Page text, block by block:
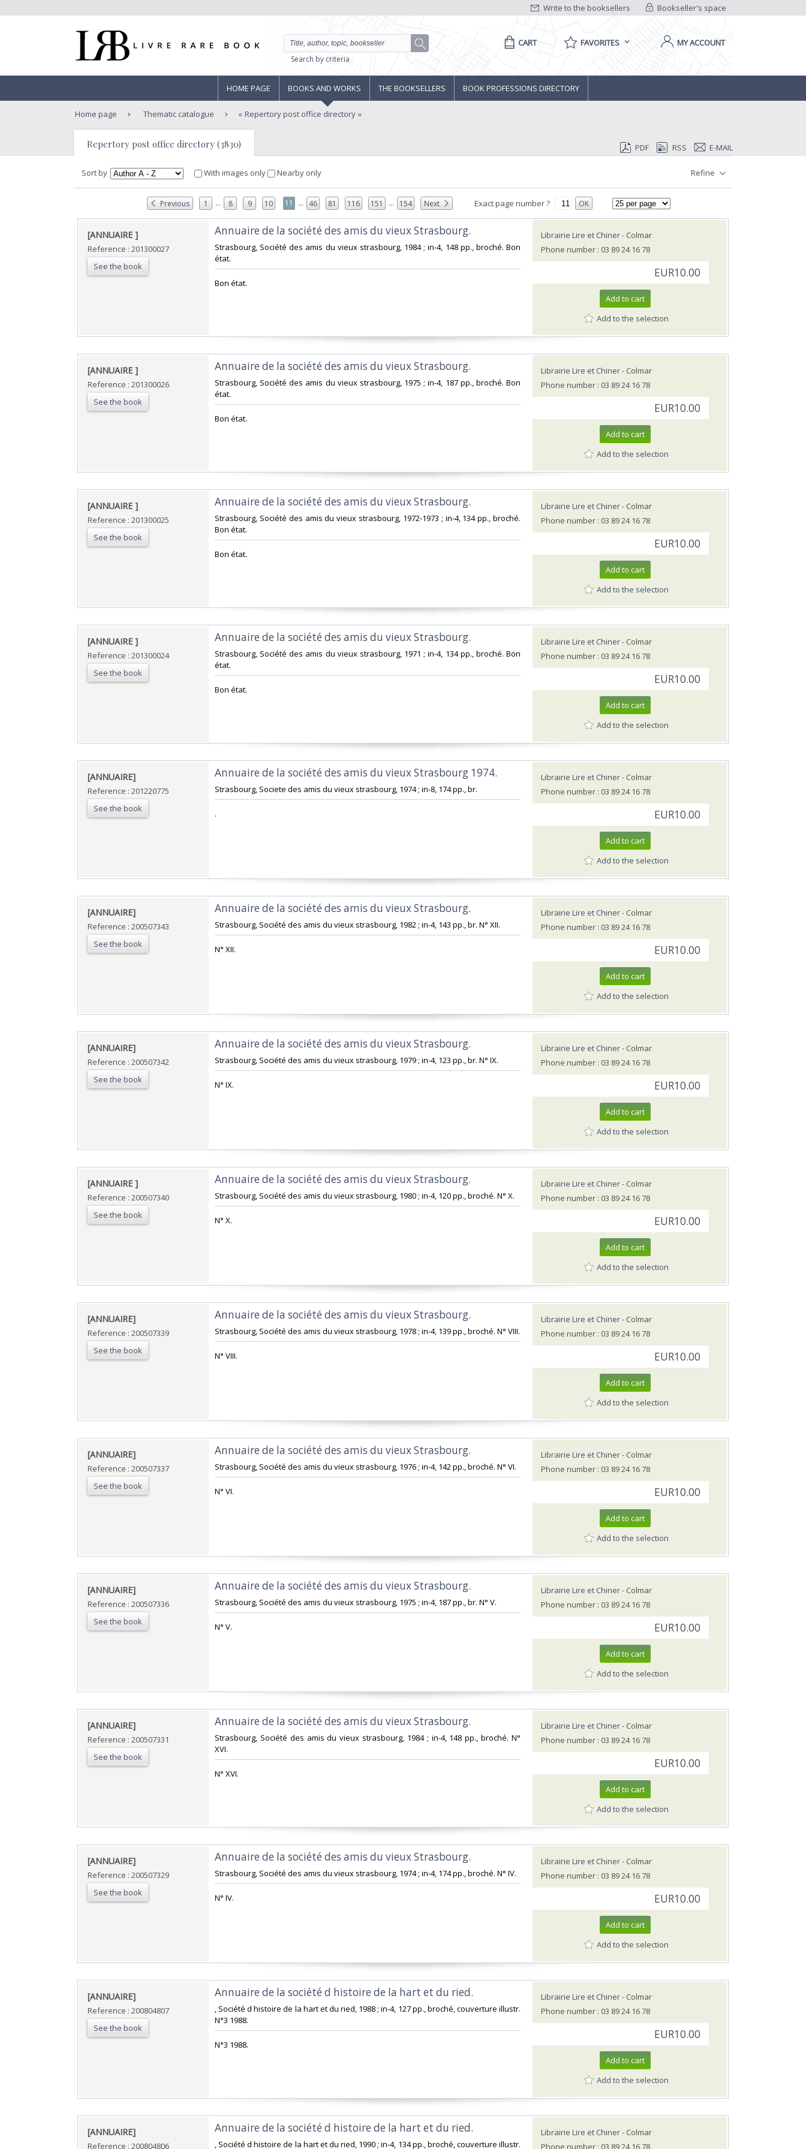
Bookseller's space
Write to the booksellers
Search by criteria
CART FAVORITES MY ACCOUNT
HOME PAGE BOOKS AND WORKS THE BOOKSELLERS BOOK PROFESSIONS DIRECTORY
Home page Thematic catalogue Repertory post office directory
Repertory post office directory (3830) PDF RSS E-MAIL
Sort by With images only Nearby only Refine
Previous 1 ... 8 9 10 11 ... 46 81 116 151 ... 154 Next Exact page number ? OK
‎[ANNUAIRE ]‎
Reference : 201300027
See the book
‎Annuaire de la société des amis du vieux Strasbourg. ‎
‎Strasbourg, Société des amis du vieux strasbourg, 1984 ; in-4, 148 pp., broché. Bon
état.‎
‎Bon état.‎
Librairie Lire et Chiner- Colmar
Phone number : 03 89 24 16 78
EUR10.00
Add to cart
Add to the selection
‎[ANNUAIRE ]‎
Reference : 201300026
See the book
‎Annuaire de la société des amis du vieux Strasbourg. ‎
‎Strasbourg, Société des amis du vieux strasbourg, 1975 ; in-4, 187 pp., broché. Bon
état.‎
‎Bon état.‎
Librairie Lire et Chiner- Colmar
Phone number : 03 89 24 16 78
EUR10.00
Add to cart
Add to the selection
‎[ANNUAIRE ]‎
Reference : 201300025
See the book
‎Annuaire de la société des amis du vieux Strasbourg. ‎
‎Strasbourg, Société des amis du vieux strasbourg, 1972-1973 ; in-4, 134 pp., broché.
Bon état.‎
‎Bon état.‎
Librairie Lire et Chiner- Colmar
Phone number : 03 89 24 16 78
EUR10.00
Add to cart
Add to the selection
‎[ANNUAIRE ]‎
Reference : 201300024
See the book
‎Annuaire de la société des amis du vieux Strasbourg. ‎
‎Strasbourg, Société des amis du vieux strasbourg, 1971 ; in-4, 134 pp., broché. Bon
état.‎
‎Bon état.‎
Librairie Lire et Chiner- Colmar
Phone number : 03 89 24 16 78
EUR10.00
Add to cart
Add to the selection
‎[ANNUAIRE]‎
Reference : 201220775
See the book
‎Annuaire de la société des amis du vieux Strasbourg 1974. ‎
‎Strasbourg, Societe des amis du vieux strasbourg, 1974 ; in-8, 174 pp., br.‎
‎.‎
Librairie Lire et Chiner- Colmar
Phone number : 03 89 24 16 78
EUR10.00
Add to cart
Add to the selection
‎[ANNUAIRE]‎
Reference : 200507343
See the book
‎Annuaire de la société des amis du vieux Strasbourg. ‎
‎Strasbourg, Société des amis du vieux strasbourg, 1982 ; in-4, 143 pp., br. N° XII.‎
‎N° XII.‎
Librairie Lire et Chiner- Colmar
Phone number : 03 89 24 16 78
EUR10.00
Add to cart
Add to the selection
‎[ANNUAIRE]‎
Reference : 200507342
See the book
‎Annuaire de la société des amis du vieux Strasbourg. ‎
‎Strasbourg, Société des amis du vieux strasbourg, 1979 ; in-4, 123 pp., br. N° IX.‎
‎N° IX.‎
Librairie Lire et Chiner- Colmar
Phone number : 03 89 24 16 78
EUR10.00
Add to cart
Add to the selection
‎[ANNUAIRE ]‎
Reference : 200507340
See the book
‎Annuaire de la société des amis du vieux Strasbourg. ‎
‎Strasbourg, Société des amis du vieux strasbourg, 1980 ; in-4, 120 pp., broché. N° X.‎
‎N° X.‎
Librairie Lire et Chiner- Colmar
Phone number : 03 89 24 16 78
EUR10.00
Add to cart
Add to the selection
‎[ANNUAIRE]‎
Reference : 200507339
See the book
‎Annuaire de la société des amis du vieux Strasbourg. ‎
‎Strasbourg, Société des amis du vieux strasbourg, 1978 ; in-4, 139 pp., broché. N° VIII.‎
‎N° VIII.‎
Librairie Lire et Chiner- Colmar
Phone number : 03 89 24 16 78
EUR10.00
Add to cart
Add to the selection
‎[ANNUAIRE]‎
Reference : 200507337
See the book
‎Annuaire de la société des amis du vieux Strasbourg. ‎
‎Strasbourg, Société des amis du vieux strasbourg, 1976 ; in-4, 142 pp., broché. N° VI.‎
‎N° VI.‎
Librairie Lire et Chiner- Colmar
Phone number : 03 89 24 16 78
EUR10.00
Add to cart
Add to the selection
‎[ANNUAIRE]‎
Reference : 200507336
See the book
‎Annuaire de la société des amis du vieux Strasbourg. ‎
‎Strasbourg, Société des amis du vieux strasbourg, 1975 ; in-4, 187 pp., br. N° V.‎
‎N° V.‎
Librairie Lire et Chiner- Colmar
Phone number : 03 89 24 16 78
EUR10.00
Add to cart
Add to the selection
‎[ANNUAIRE]‎
Reference : 200507331
See the book
‎Annuaire de la société des amis du vieux Strasbourg. ‎
‎Strasbourg, Société des amis du vieux strasbourg, 1984 ; in-4, 148 pp., broché. N°
XVI.‎
‎N° XVI.‎
Librairie Lire et Chiner- Colmar
Phone number : 03 89 24 16 78
EUR10.00
Add to cart
Add to the selection
‎[ANNUAIRE]‎
Reference : 200507329
See the book
‎Annuaire de la société des amis du vieux Strasbourg. ‎
‎Strasbourg, Société des amis du vieux strasbourg, 1974 ; in-4, 174 pp., broché. N° IV.‎
‎N° IV.‎
Librairie Lire et Chiner- Colmar
Phone number : 03 89 24 16 78
EUR10.00
Add to cart
Add to the selection
‎[ANNUAIRE]‎
Reference : 200804807
See the book
‎Annuaire de la société d histoire de la hart et du ried. ‎
‎, Société d histoire de la hart et du ried, 1988 ; in-4, 127 pp., broché, couverture illustr.
N°3 1988.‎
‎N°3 1988.‎
Librairie Lire et Chiner- Colmar
Phone number : 03 89 24 16 78
EUR10.00
Add to cart
Add to the selection
‎[ANNUAIRE]‎
Reference : 200804806
‎Annuaire de la société d histoire de la hart et du ried. ‎
‎, Société d histoire de la hart et du ried, 1990 ; in-4, 134 pp., broché, couverture illustr.
Librairie Lire et Chiner- Colmar
Phone number : 03 89 24 16 78